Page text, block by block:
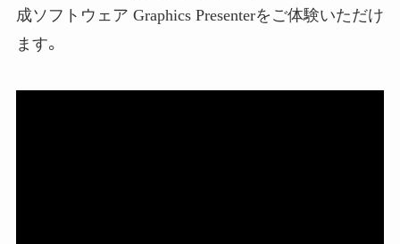
成ソフトウェア Graphics Presenterをご体験いただけ
ます。